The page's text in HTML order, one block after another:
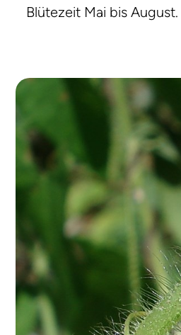
Blütezeit Mai bis August.